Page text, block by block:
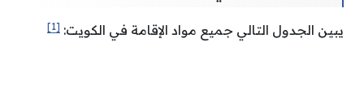
يبين الجدول التالي جميع مواد الإقامة في الكويت: [1]